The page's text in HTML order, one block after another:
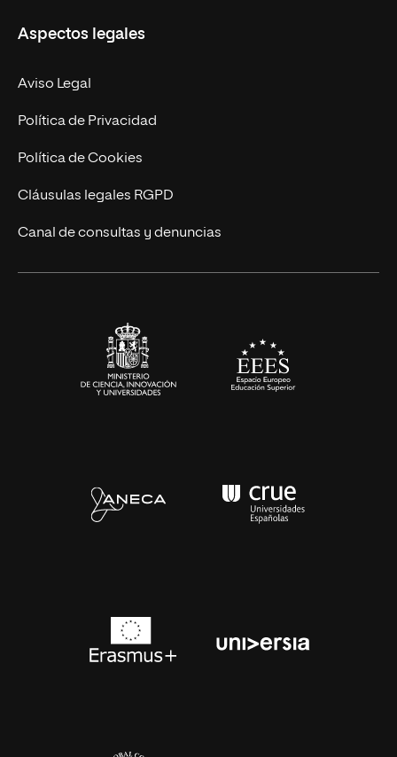
Doctorados
Experto Universitario
Postgrados
Cursos Universitarios
Facultades
Nuestro Equipo
Trabaja en UNIR
Actualidad
UNIR Revista
Eventos
Aspectos legales
Aviso Legal
Política de Privacidad
Política de Cookies
Cláusulas legales RGPD
Canal de consultas y denuncias